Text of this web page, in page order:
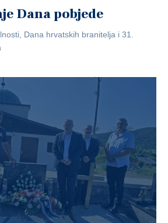
Dana pobjede
Dana hrvatskih branitelja i 31.